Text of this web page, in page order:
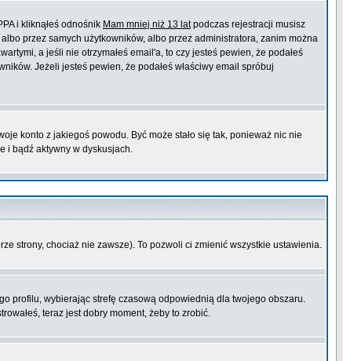
i kliknąłeś odnośnik Mam mniej niż 13 latpodczas rejestracji musisz
przez samych użytkowników, albo przez administratora, zanim można
a jeśli nie otrzymałeś email'a, to czy jesteś pewien, że podałeś
Jeżeli jesteś pewien, że podałeś właściwy email spróbuj
konto z jakiegoś powodu. Być może stało się tak, ponieważ nic nie
i bądź aktywny w dyskusjach.
strony, chociaż nie zawsze). To pozwoli ci zmienić wszystkie ustawienia.
profilu, wybierając strefę czasową odpowiednią dla twojego obszaru.
teraz jest dobry moment, żeby to zrobić.